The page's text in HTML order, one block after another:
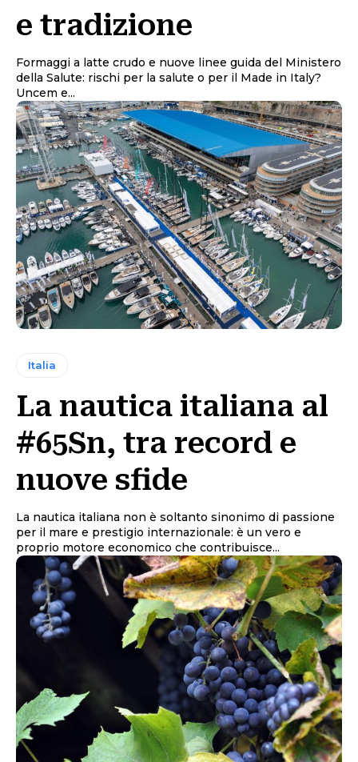
e tradizione
Formaggi a latte crudo e nuove linee guida del Ministero
della Salute: rischi per la salute o per il Made in Italy?
Uncem e...
Italia
La nautica italiana al
#65Sn, tra record e
nuove sfide
La nautica italiana non è soltanto sinonimo di passione
per il mare e prestigio internazionale: è un vero e
proprio motore economico che contribuisce...